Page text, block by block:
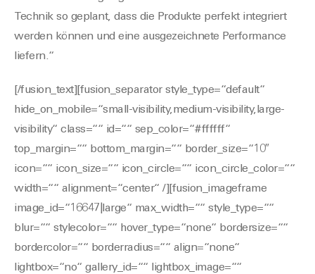
Technik so geplant, dass die Produkte perfekt integriert
werden können und eine ausgezeichnete Performance
liefern.“
[/fusion_text][fusion_separator style_type=“default“
hide_on_mobile=“small-visibility,medium-visibility,large-
visibility“ class=““ id=““ sep_color=“#ffffff“
top_margin=““ bottom_margin=““ border_size=“10″
icon=““ icon_size=““ icon_circle=““ icon_circle_color=““
width=““ alignment=“center“ /][fusion_imageframe
image_id=“16647|large“ max_width=““ style_type=““
blur=““ stylecolor=““ hover_type=“none“ bordersize=““
bordercolor=““ borderradius=““ align=“none“
lightbox=“no“ gallery_id=““ lightbox_image=““